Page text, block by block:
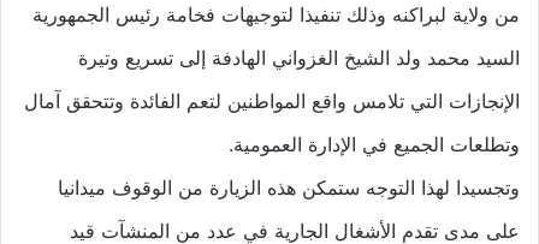
من ولاية لبراكنه وذلك تنفيذا لتوجيهات فخامة رئيس الجمهورية
السيد محمد ولد الشيخ الغزواني الهادفة إلى تسريع وتيرة
الإنجازات التي تلامس واقع المواطنين لتعم الفائدة وتتحقق آمال
وتطلعات الجميع في الإدارة العمومية.
وتجسيدا لهذا التوجه ستمكن هذه الزيارة من الوقوف ميدانيا
على مدى تقدم الأشغال الجارية في عدد من المنشآت قيد